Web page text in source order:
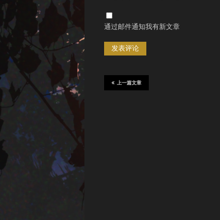
通过邮件通知我有新文章
上一篇文章